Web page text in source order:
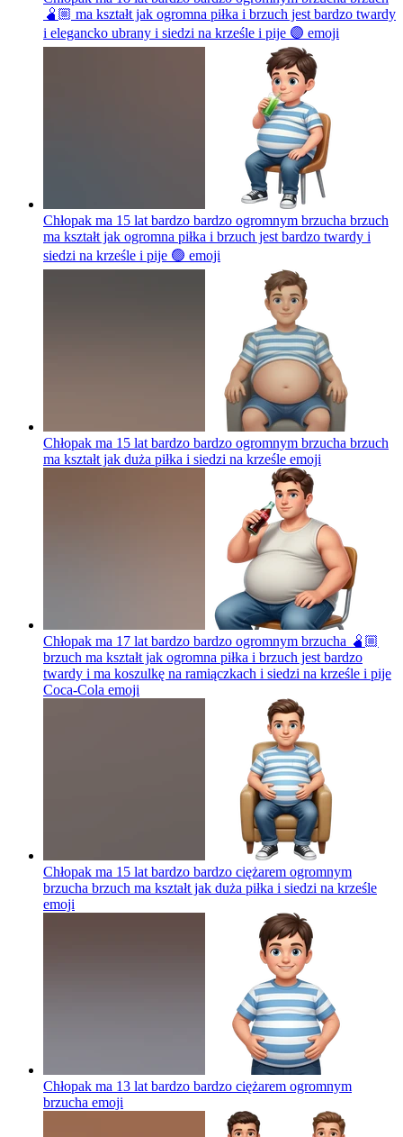
🫄🏼 ma kształt jak ogromna piłka i brzuch jest bardzo twardy
i elegancko ubrany i siedzi na krześle i pije 🟣 emoji
Chłopak ma 15 lat bardzo bardzo ogromnym brzucha brzuch
ma kształt jak ogromna piłka i brzuch jest bardzo twardy i
siedzi na krześle i pije 🟢 emoji
Chłopak ma 15 lat bardzo bardzo ogromnym brzucha brzuch
ma kształt jak duża piłka i siedzi na krześle emoji
Chłopak ma 17 lat bardzo bardzo ogromnym brzucha 🫄🏼
brzuch ma kształt jak ogromna piłka i brzuch jest bardzo
twardy i ma koszulkę na ramiączkach i siedzi na krześle i pije
Coca-Cola emoji
Chłopak ma 15 lat bardzo bardzo ciężarem ogromnym
brzucha brzuch ma kształt jak duża piłka i siedzi na krześle
emoji
Chłopak ma 13 lat bardzo bardzo ciężarem ogromnym
brzucha emoji